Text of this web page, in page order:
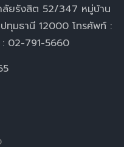
ลัยรังสิต 52/347 หมู่บ้าน
ทุมธานี 12000 โทรศัพท์ :
02-791-5660